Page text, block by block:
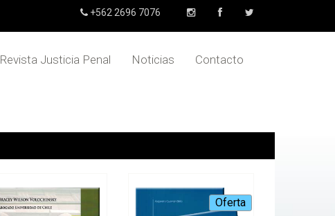
+562 2696 7076
Revista Justicia Penal Noticias Contacto